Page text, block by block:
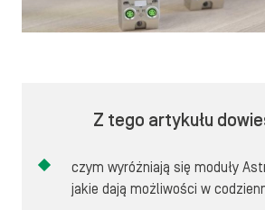
Z tego artykułu
czym wyróżniają się moduły
jakie dają możliwości w